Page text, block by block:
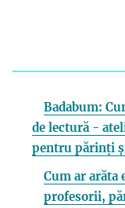
Badabum:
de lectură -
pentru părinți
Cum ar arăta
profesorii,